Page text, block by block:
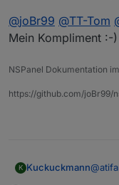
@joBr99 @TT-Tom
Mein Kompliment :-)
NSPanel Dokumentation
https://github.com/joBr99/
K Kuckuckmann@